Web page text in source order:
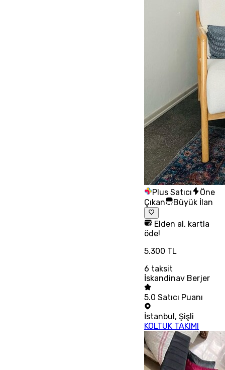
Plus Satıcı
Öne
Çıkan
Büyük İlan
Elden al, kartla
öde!
5.300 TL
6 taksit
İskandinav Berjer
5.0 Satıcı Puanı
İstanbul,Şişli
KOLTUK TAKIMI